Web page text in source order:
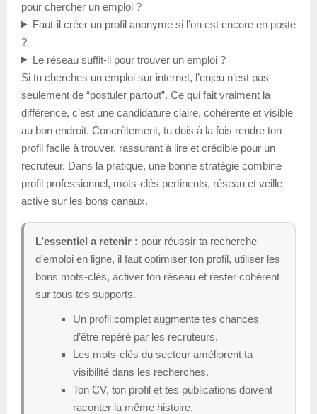
pour chercher un emploi ?
Faut-il créer un profil anonyme si l’on est encore en poste
?
Le réseau suffit-il pour trouver un emploi ?
Si tu cherches un emploi sur internet, l’enjeu n’est pas
seulement de “postuler partout”. Ce qui fait vraiment la
différence, c’est une candidature claire, cohérente et visible
au bon endroit. Concrètement, tu dois à la fois rendre ton
profil facile à trouver, rassurant à lire et crédible pour un
recruteur. Dans la pratique, une bonne stratégie combine
profil professionnel, mots-clés pertinents, réseau et veille
active sur les bons canaux.
L’essentiel a retenir : pour réussir ta recherche
d’emploi en ligne, il faut optimiser ton profil, utiliser les
bons mots-clés, activer ton réseau et rester cohérent
sur tous tes supports.
Un profil complet augmente tes chances
d’être repéré par les recruteurs.
Les mots-clés du secteur améliorent ta
visibilité dans les recherches.
Ton CV, ton profil et tes publications doivent
raconter la même histoire.